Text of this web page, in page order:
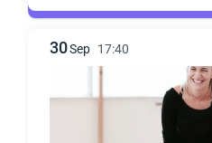
30Sep 17:40